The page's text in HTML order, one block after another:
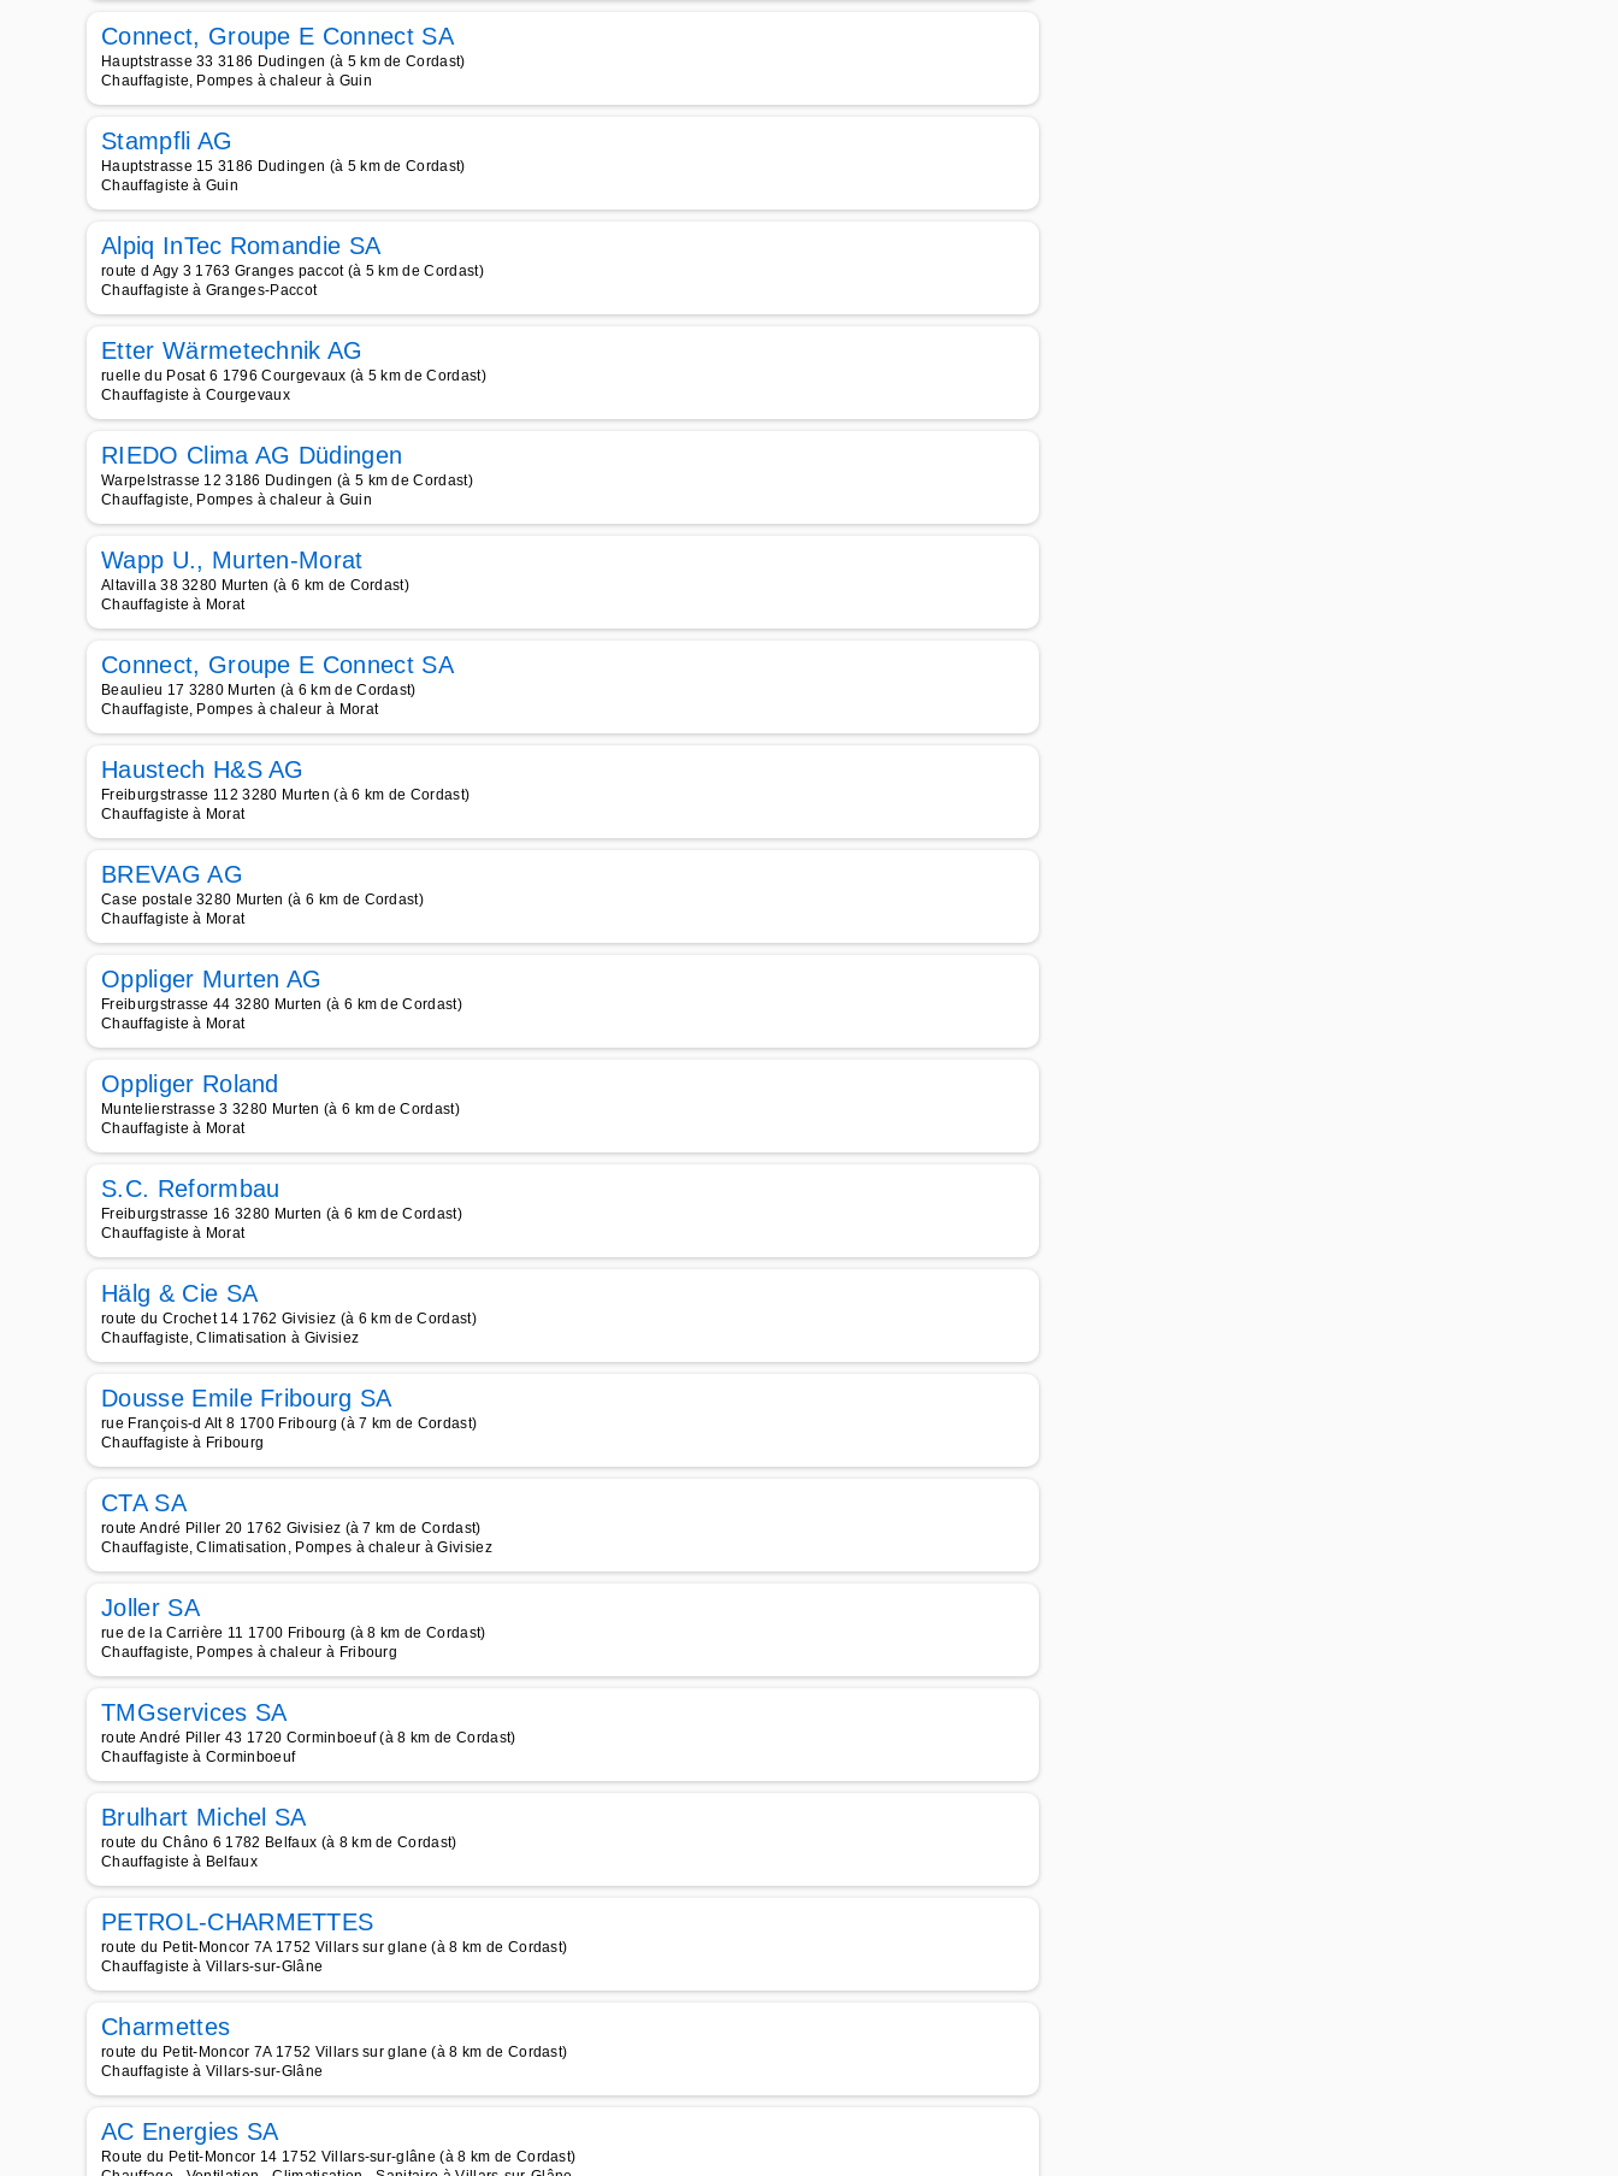
Connect, Groupe E Connect SA
Hauptstrasse 33 3186 Dudingen (à 5 km de Cordast)
Chauffagiste, Pompes à chaleur à Guin
Stampfli AG
Hauptstrasse 15 3186 Dudingen (à 5 km de Cordast)
Chauffagiste à Guin
Alpiq InTec Romandie SA
route d Agy 3 1763 Granges paccot (à 5 km de Cordast)
Chauffagiste à Granges-Paccot
Etter Wärmetechnik AG
ruelle du Posat 6 1796 Courgevaux (à 5 km de Cordast)
Chauffagiste à Courgevaux
RIEDO Clima AG Düdingen
Warpelstrasse 12 3186 Dudingen (à 5 km de Cordast)
Chauffagiste, Pompes à chaleur à Guin
Wapp U., Murten-Morat
Altavilla 38 3280 Murten (à 6 km de Cordast)
Chauffagiste à Morat
Connect, Groupe E Connect SA
Beaulieu 17 3280 Murten (à 6 km de Cordast)
Chauffagiste, Pompes à chaleur à Morat
Haustech H&S AG
Freiburgstrasse 112 3280 Murten (à 6 km de Cordast)
Chauffagiste à Morat
BREVAG AG
Case postale 3280 Murten (à 6 km de Cordast)
Chauffagiste à Morat
Oppliger Murten AG
Freiburgstrasse 44 3280 Murten (à 6 km de Cordast)
Chauffagiste à Morat
Oppliger Roland
Muntelierstrasse 3 3280 Murten (à 6 km de Cordast)
Chauffagiste à Morat
S.C. Reformbau
Freiburgstrasse 16 3280 Murten (à 6 km de Cordast)
Chauffagiste à Morat
Hälg & Cie SA
route du Crochet 14 1762 Givisiez (à 6 km de Cordast)
Chauffagiste, Climatisation à Givisiez
Dousse Emile Fribourg SA
rue François-d Alt 8 1700 Fribourg (à 7 km de Cordast)
Chauffagiste à Fribourg
CTA SA
route André Piller 20 1762 Givisiez (à 7 km de Cordast)
Chauffagiste, Climatisation, Pompes à chaleur à Givisiez
Joller SA
rue de la Carrière 11 1700 Fribourg (à 8 km de Cordast)
Chauffagiste, Pompes à chaleur à Fribourg
TMGservices SA
route André Piller 43 1720 Corminboeuf (à 8 km de Cordast)
Chauffagiste à Corminboeuf
Brulhart Michel SA
route du Châno 6 1782 Belfaux (à 8 km de Cordast)
Chauffagiste à Belfaux
PETROL-CHARMETTES
route du Petit-Moncor 7A 1752 Villars sur glane (à 8 km de Cordast)
Chauffagiste à Villars-sur-Glâne
Charmettes
route du Petit-Moncor 7A 1752 Villars sur glane (à 8 km de Cordast)
Chauffagiste à Villars-sur-Glâne
AC Energies SA
Route du Petit-Moncor 14 1752 Villars-sur-glâne (à 8 km de Cordast)